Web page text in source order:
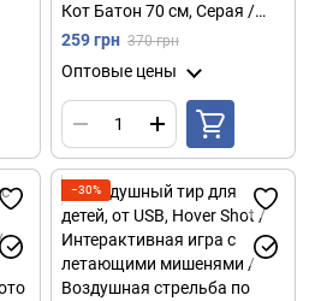
Кот Батон 70 см, Серая /
Детская плюшевая игрушка
259 грн 370 грн
Оптовые цены
−30%